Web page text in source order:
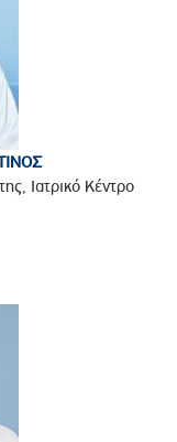
Ιατρικό Κέντρο